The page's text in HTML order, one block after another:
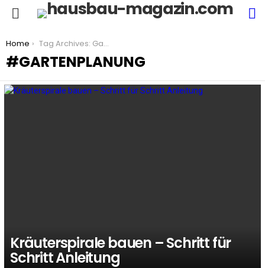
You are here:
Home Tag Archives: Gartenplanung
GARTENPLANUNG
Kräuterspirale bauen – Schritt für
Schritt Anleitung